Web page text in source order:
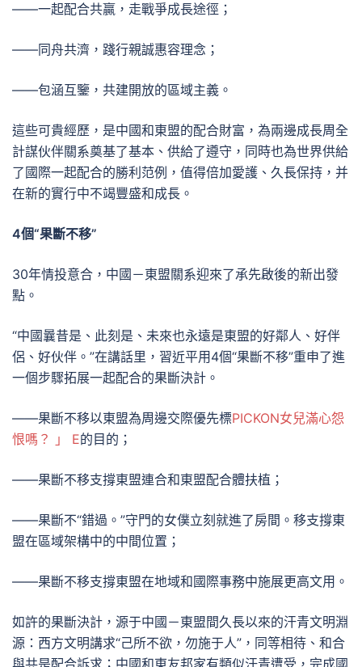
——一起配合共贏，走戰爭成長途徑；
——同舟共濟，踐行親誠惠容理念；
——包涵互鑒，共建開放的區域主義。
這些可貴經歷，是中國和東盟的配合財富，為兩邊成長周全
計謀伙伴關系奠基了基本、供給了遵守，同時也為世界供給
了國際一起配合的勝利范例，值得倍加愛護、久長保持，并
在新的實行中不竭豐盛和成長。
4個“果斷不移”
30年情投意合，中國－東盟關系迎來了承先啟後的新出發
點。
“中國曩昔是、此刻是、未來也永遠是東盟的好鄰人、好伴
侶、好伙伴。”在講話里，習近平用4個“果斷不移”重申了進
一個步驟拓展一起配合的果斷決計。
——果斷不移以東盟為周邊交際優先標PICKON女兒滿心怨
恨嗎？ 」 E的目的；
——果斷不移支撐東盟連合和東盟配合體扶植；
——果斷不“錯過。”守門的女僕立刻就進了房間。移支撐東
盟在區域架構中的中間位置；
——果斷不移支撐東盟在地域和國際事務中施展更高文用。
如許的果斷決計，源于中國－東盟間久長以來的汗青文明淵
源：西方文明講求“己所不欲，勿施于人”，同等相待、和合
與共是配合訴求；中國和東友邦家有類似汗青遭受，完成國